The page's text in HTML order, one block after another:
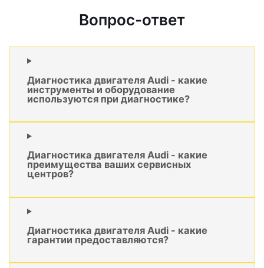
Вопрос-ответ
Диагностика двигателя Audi - какие
инструменты и оборудование
используются при диагностике?
Диагностика двигателя Audi - какие
преимущества ваших сервисных
центров?
Диагностика двигателя Audi - какие
гарантии предоставляются?